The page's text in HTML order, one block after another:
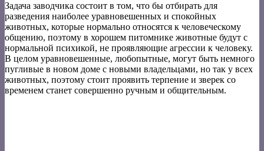
Задача заводчика состоит в том, что бы отбирать для
разведения наиболее уравновешенных и спокойных
животных, которые нормально относятся к человеческому
общению, поэтому в хорошем питомнике животные будут с
нормальной психикой, не проявляющие агрессии к человеку.
В целом уравновешенные, любопытные, могут быть немного
пугливые в новом доме с новыми владельцами, но так у всех
животных, поэтому стоит проявить терпение и зверек со
временем станет совершенно ручным и общительным.